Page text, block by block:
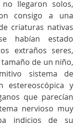
llegaron solos,
consigo a una
criaturas nativas
habían estado
extraños seres,
de un niño,
sistema de
estereoscópica y
que parecían
nervioso muy
indicios de su